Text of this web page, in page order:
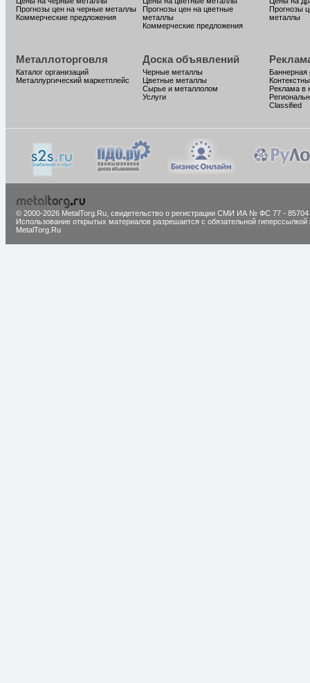
Прогнозы цен на черные металлы
Коммерческие предложения
Прогнозы цен на цветные
металлы
Коммерческие предложения
Прогнозы
металлы
Металлоторговля
Каталог организаций
Металлургический маркетплейс
Доска объявлений
Черные металлы
Цветные металлы
Сырье и металлолом
Услуги
Баннерная
Реклама в
Classified
© 2000-2026 MetalTorg.Ru, cвидетельство о регистрации СМИ ИА № ФС 77 - 85704
Использование открытых материалов разрешается с обязательной гиперссылкой
MetalTorg.Ru